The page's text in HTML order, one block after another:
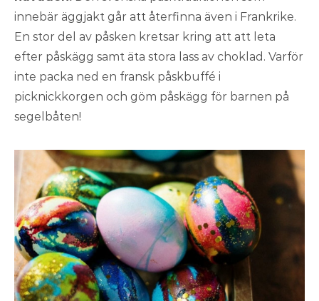
innebär äggjakt går att återfinna även i Frankrike.
En stor del av påsken kretsar kring att att leta
efter påskägg samt äta stora lass av choklad. Varför
inte packa ned en fransk påskbuffé i
picknickkorgen och göm påskägg för barnen på
segelbåten!